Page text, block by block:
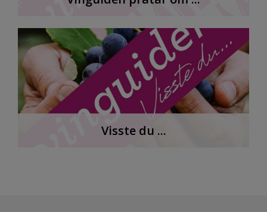
Visste du ...